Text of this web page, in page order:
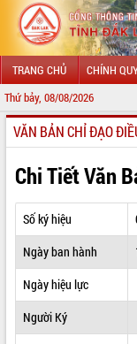
TRANG CHỦ CHÍNH
Thứ bảy, 08/08/2026
GIỚI THIỆU
LÃNH ĐẠO UBND TỈNH
TIN TỨC SỰ KIỆN
SỞ, BAN, NGÀNH
THÔNG TIN CHỈ ĐẠO ĐIỀU
VĂN BẢN CHỈ ĐẠO
Chi Tiết Văn
Số ký hiệu
Ngày ban hành
Ngày hiệu lực
Người Ký